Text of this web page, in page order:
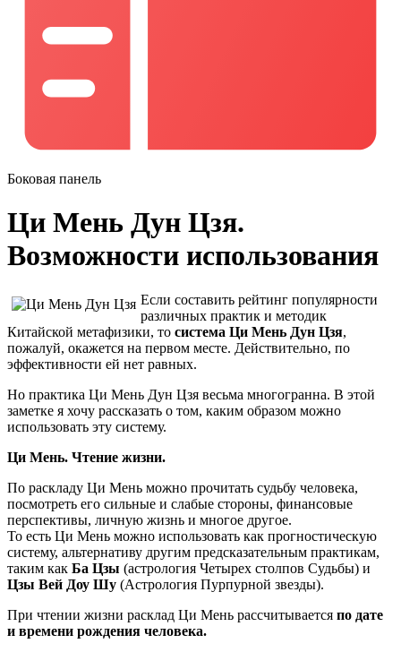
Боковая панель
Ци Мень Дун Цзя.
Возможности использования
Если составить рейтинг популярности
различных практик и методик
Китайской метафизики, то система Ци Мень Дун Цзя,
пожалуй, окажется на первом месте. Действительно, по
эффективности ей нет равных.
Но практика Ци Мень Дун Цзя весьма многогранна. В этой
заметке я хочу рассказать о том, каким образом можно
использовать эту систему.
Ци Мень. Чтение жизни.
По раскладу Ци Мень можно прочитать судьбу человека,
посмотреть его сильные и слабые стороны, финансовые
перспективы, личную жизнь и многое другое.
То есть Ци Мень можно использовать как прогностическую
систему, альтернативу другим предсказательным практикам,
таким как Ба Цзы (астрология Четырех столпов Судьбы) и
Цзы Вей Доу Шу (Астрология Пурпурной звезды).
При чтении жизни расклад Ци Мень рассчитывается по дате
и времени рождения человека.